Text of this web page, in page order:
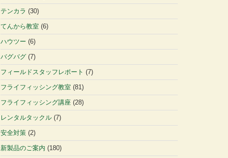
テンカラ (30)
てんから教室 (6)
ハウツー (6)
バグバグ (7)
フィールドスタッフレポート (7)
フライフィッシング教室 (81)
フライフィッシング講座 (28)
レンタルタックル (7)
安全対策 (2)
新製品のご案内 (180)